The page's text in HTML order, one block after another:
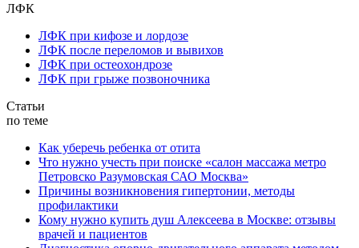
ЛФК
ЛФК при кифозе и лордозе
ЛФК после переломов и вывихов
ЛФК при остеохондрозе
ЛФК при грыже позвоночника
Статьи
по теме
Как уберечь ребенка от отита
Что нужно учесть при поиске «салон массажа метро
Петровско Разумовская САО Москва»
Причины возникновения гипертонии, методы
профилактики
Кому нужно купить душ Алексеева в Москве: отзывы
врачей и пациентов